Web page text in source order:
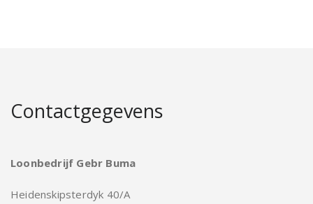
Contactgegevens
Loonbedrijf Gebr Buma
Heidenskipsterdyk 40/A